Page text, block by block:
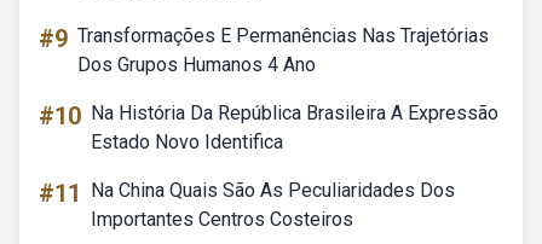
#9 Transformações E Permanências Nas Trajetórias
Dos Grupos Humanos 4 Ano
#10 Na História Da República Brasileira A Expressão
Estado Novo Identifica
#11
Na China Quais São As Peculiaridades Dos
Importantes Centros Costeiros